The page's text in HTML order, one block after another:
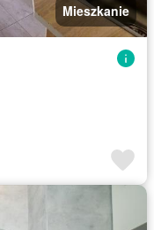
Mieszkanie